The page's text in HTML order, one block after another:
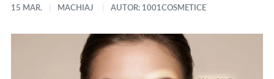
15 MAR.
MACHIAJ AUTOR: 1001COSMETICE